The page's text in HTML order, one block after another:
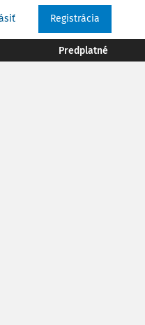
Registrácia
Predplatné